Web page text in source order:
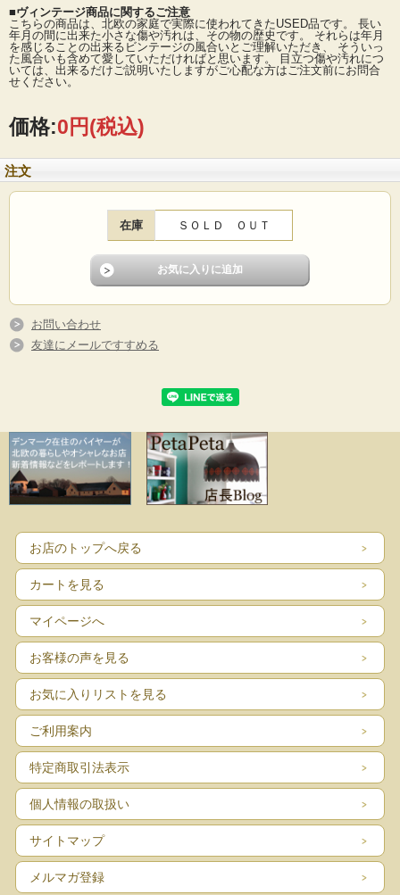
クラシカルなフォルムでそのまま食卓に出しても素敵なおススメのデザインで
す。ホーロー製品はコンディションのよいものを探すのが困難なアイテムですの
してもおススメです。
■デザイン：Grete・Prytz・Kittelsen（グレタ・プリッツ・キッテルセン）
■メーカー：Cathrineholm （キャサリンホルム）
■年代 ：1956～1970年
■コンディション：おそらく未使用品です。経年保管中の僅かな小キズがある程度
です。
■ヴィンテージ商品に関するご注意
こちらの商品は、北欧の家庭で実際に使われてきたUSED品です。 長い
年月の間に出来た小さな傷や汚れは、その物の歴史です。 それらは年月
を感じることの出来るビンテージの風合いとご理解いただき、 そういっ
た風合いも含めて愛していただければと思います。 目立つ傷や汚れにつ
いては、出来るだけご説明いたしますがご心配な方はご注文前にお問合
せください。
価格:0円(税込)
注文
在庫 ＳＯＬＤ ＯＵＴ
お問い合わせ
友達にメールですすめる
お店のトップへ戻る
カートを見る
マイページへ
お客様の声を見る
お気に入りリストを見る
ご利用案内
特定商取引法表示
個人情報の取扱い
サイトマップ
メルマガ登録